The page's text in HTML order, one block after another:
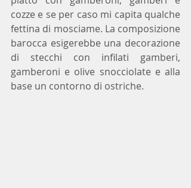
cozze e se per caso mi capita qualche
fettina di mosciame. La composizione
barocca esigerebbe una decorazione
di stecchi con infilati gamberi,
gamberoni e olive snocciolate e alla
base un contorno di ostriche.